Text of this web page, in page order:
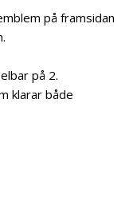
på framsidan
på 2.
klarar både